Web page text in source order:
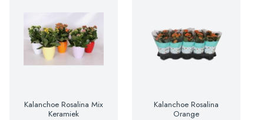
Kalanchoe Rosalina Mix
Keramiek
Kalanchoe Rosalina
Orange